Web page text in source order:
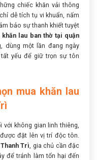
chiếc khăn vải thông
dễ tích tụ vi khuẩn, nấm
bảo sự thanh khiết tuyệt
khăn lau ban thờ tại quận
dùng một lần đang ngày
yếu để giữ trọn sự tôn
mua khăn lau
không gian linh thiêng,
đặt lên vị trí độc tôn.
Trì , gia chủ cần đặc
để tránh làm tổn hại đến